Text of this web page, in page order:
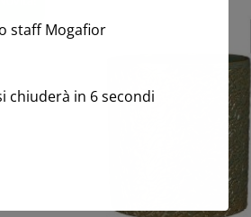
staff Mogafior
chiuderà in 6secondi